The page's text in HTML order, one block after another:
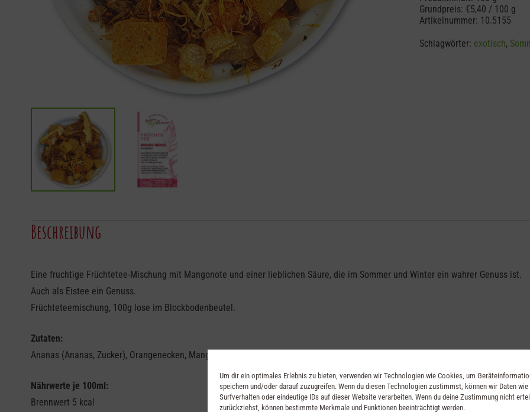
Um dir ein optimales Erlebnis zu bieten, verwenden wir Technologien wie Cookies, um
speichern und/oder darauf zuzugreifen. Wenn du diesen Technologien zustimmst, können wir Daten wie
Surfverhalten oder eindeutige IDs auf dieser Website verarbeiten. Wenn du deine Zustimmung nicht
zurückziehst, können bestimmte Merkmale und Funktionen beeinträchtigt werden.
Früchtetee
Menge
Grundpreis: €5,40 / 100 g
Artikelnummer: 10.5155
Schlagwörter: exotisch,
Beschreibung
Eine fruchtige Früchtetee-Mischung mit Mangonote und einer lieblichen Säure, die im Sommer und Winter ein wahrer Genuss ist.
Auch als Eistee ein Genuss.
Früchteteemischung, 100g lose im Blockbodenbeutel.
Zutaten:
Ananas (Ananas, Zucker), Orangenecken, Mango (Mango, Zucker), Erdbeerstücke, Ringelblumenblüten, Saflor, Vitamin C,
Nährwerte je 100ml:
Brennwert 5 kcal